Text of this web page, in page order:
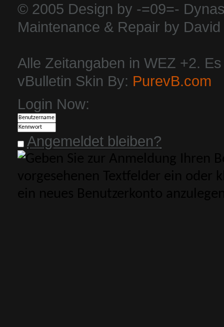
© 2005 Design by -=09=-
Maintenance & Repair by
Alle Zeitangaben in WEZ +2.
vBulletin Skin By: PurevB.com
Login Now:
Angemeldet bleiben?